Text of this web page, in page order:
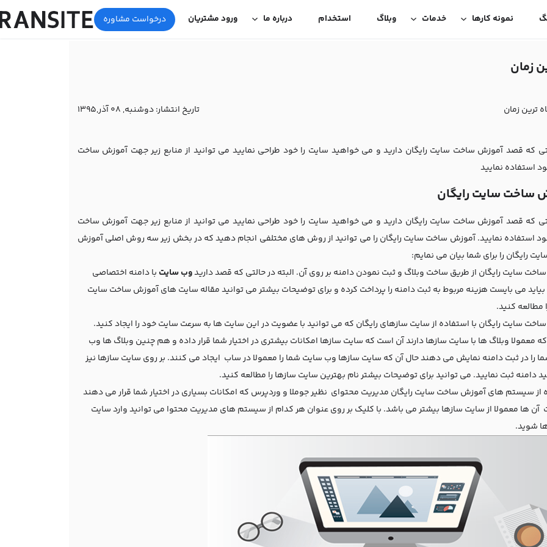
نمونه کارها خدمات وبلاگ استخدام درباره ما ورود مشتریان درخواست مشاوره
زمان
ترین زمان تاریخ انتشار:دوشنبه, 08 آذر,1395
که قصدآموزش ساخت سایت رایگان دارید و می خواهید سایت را خود طراحی نمایید می توانید از منابع زیر جهت آموزش ساخت
استفاده نمایید
ساخت سایت رایگان
که قصد آموزش ساخت سایت رایگان دارید و می خواهید سایت را خود طراحی نمایید می توانید از منابع زیر جهت آموزش ساخت
استفاده نمایید. آموزش ساخت سایت رایگان را می توانید از روش های مختلفی انجام دهید که در بخش زیر سه روش اصلی آموزش
رایگان را برای شما بیان می نمایم:
سایت رایگان از طریق ساخت وبلاگ و ثبت نمودن دامنه بر روی آن. البته در حالتی که قصد داریدوب سایت با دامنه اختصاصی
بیاید می بایست هزینه مربوط به ثبت دامنه را پرداخت کرده و برای توضیحات بیشتر می توانید مقاله سایت های آموزش ساخت سایت
مطالعه کنید.
سایت رایگان با استفاده از سایت سازهای رایگان که می توانید با عضویت در این سایت ها به سرعت سایت خود را ایجاد کنید.
معمولا وبلاگ ها با سایت سازها دارند آن است که سایت سازها امکانات بیشتری در اختیار شما قرار داده و هم چنین وبلاگ ها وب
را در ثبت دامنه نمایش می دهند حال آن که سایت سازها وب سایت شما را معمولا در ساب ایجاد می کنند. بر روی سایت سازها نیز
دامنه ثبت نمایید. می توانید برای توضیحات بیشتر نام بهترین سایت سازها را مطالعه کنید.
از سیستم های آموزش ساخت سایت رایگان مدیریت محتوای نظیر جوملا و وردپرس که امکانات بسیاری در اختیار شما قرار می دهند
آن ها معمولا از سایت سازها بیشتر می باشد. با کلیک بر روی عنوان هر کدام از سیستم های مدیریت محتوا می توانید وارد سایت
شوید.